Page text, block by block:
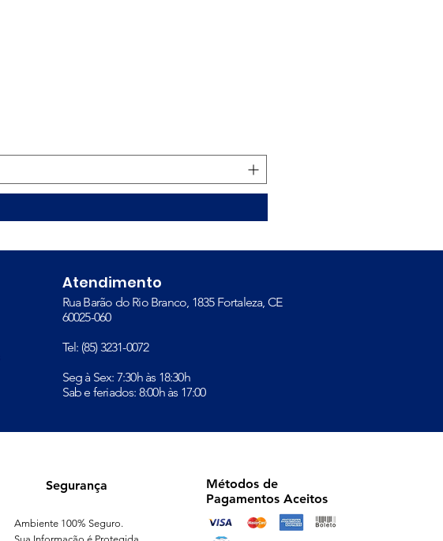
Atendimento
Rua Barão do Rio Branco, 1835 Fortaleza, CE
60025-060​
Tel: (85) 3231-0072
​Seg à Sex: 7:30h às 18:30h
Sab e feriados: 8:00h às 17:00
Segurança
Ambiente 100% Seguro.
Sua Informação é Protegida
Métodos de
Pagamentos Aceitos